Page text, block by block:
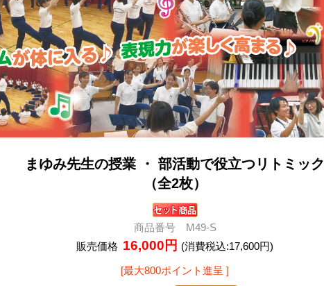
まゆみ先生の授業 ・ 部活動で役立つリトミック
（全2枚）
商品番号 M49-S
販売価格 16,000円 (消費税込:17,600円)
[最大800ポイント進呈 ]